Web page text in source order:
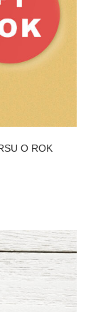
O ROK